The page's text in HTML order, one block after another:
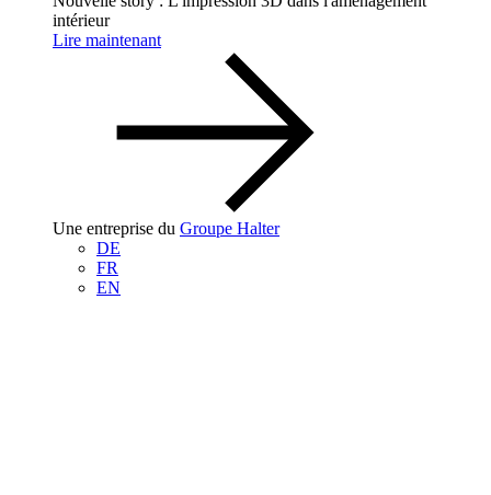
intérieur
Lire maintenant
Une entreprise du Groupe Halter
DE
FR
EN